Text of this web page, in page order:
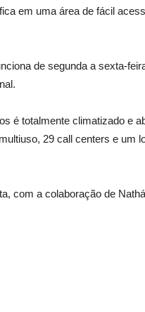
em uma área de fácil
de segunda a sexta-
é totalmente climatizado e
29 call centers e um
com a colaboração de